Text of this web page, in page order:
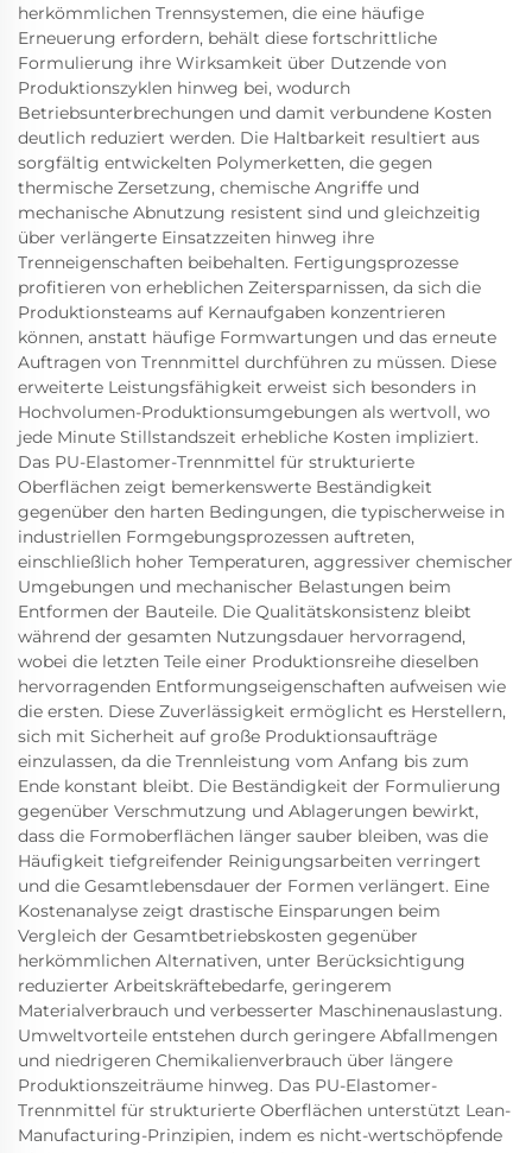
herkömmlichen Trennsystemen, die eine häufige
Erneuerung erfordern, behält diese fortschrittliche
Formulierung ihre Wirksamkeit über Dutzende von
Produktionszyklen hinweg bei, wodurch
Betriebsunterbrechungen und damit verbundene Kosten
deutlich reduziert werden. Die Haltbarkeit resultiert aus
sorgfältig entwickelten Polymerketten, die gegen
thermische Zersetzung, chemische Angriffe und
mechanische Abnutzung resistent sind und gleichzeitig
über verlängerte Einsatzzeiten hinweg ihre
Trenneigenschaften beibehalten. Fertigungsprozesse
profitieren von erheblichen Zeitersparnissen, da sich die
Produktionsteams auf Kernaufgaben konzentrieren
können, anstatt häufige Formwartungen und das erneute
Auftragen von Trennmittel durchführen zu müssen. Diese
erweiterte Leistungsfähigkeit erweist sich besonders in
Hochvolumen-Produktionsumgebungen als wertvoll, wo
jede Minute Stillstandszeit erhebliche Kosten impliziert.
Das PU-Elastomer-Trennmittel für strukturierte
Oberflächen zeigt bemerkenswerte Beständigkeit
gegenüber den harten Bedingungen, die typischerweise in
industriellen Formgebungsprozessen auftreten,
einschließlich hoher Temperaturen, aggressiver chemischer
Umgebungen und mechanischer Belastungen beim
Entformen der Bauteile. Die Qualitätskonsistenz bleibt
während der gesamten Nutzungsdauer hervorragend,
wobei die letzten Teile einer Produktionsreihe dieselben
hervorragenden Entformungseigenschaften aufweisen wie
die ersten. Diese Zuverlässigkeit ermöglicht es Herstellern,
sich mit Sicherheit auf große Produktionsaufträge
einzulassen, da die Trennleistung vom Anfang bis zum
Ende konstant bleibt. Die Beständigkeit der Formulierung
gegenüber Verschmutzung und Ablagerungen bewirkt,
dass die Formoberflächen länger sauber bleiben, was die
Häufigkeit tiefgreifender Reinigungsarbeiten verringert
und die Gesamtlebensdauer der Formen verlängert. Eine
Kostenanalyse zeigt drastische Einsparungen beim
Vergleich der Gesamtbetriebskosten gegenüber
herkömmlichen Alternativen, unter Berücksichtigung
reduzierter Arbeitskräftebedarfe, geringerem
Materialverbrauch und verbesserter Maschinenauslastung.
Umweltvorteile entstehen durch geringere Abfallmengen
und niedrigeren Chemikalienverbrauch über längere
Produktionszeiträume hinweg. Das PU-Elastomer-
Trennmittel für strukturierte Oberflächen unterstützt Lean-
Manufacturing-Prinzipien, indem es nicht-wertschöpfende